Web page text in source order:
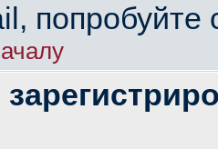
попробуйте